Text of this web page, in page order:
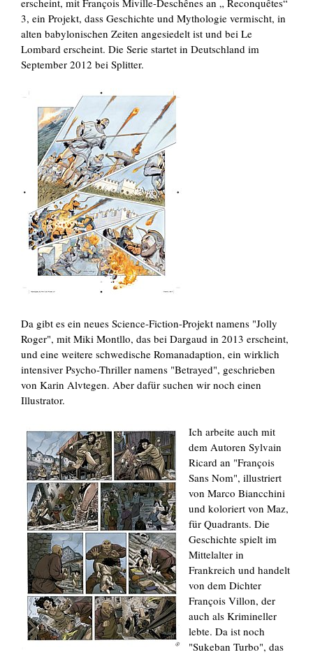
erscheint, mit François Miville-Deschênes an „ Reconquêtes“
3, ein Projekt, dass Geschichte und Mythologie vermischt, in
alten babylonischen Zeiten angesiedelt ist und bei Le
Lombard erscheint. Die Serie startet in Deutschland im
September 2012 bei Splitter.
Da gibt es ein neues Science-Fiction-Projekt namens "Jolly
Roger", mit Miki Montllo, das bei Dargaud in 2013 erscheint,
und eine weitere schwedische Romanadaption, ein wirklich
intensiver Psycho-Thriller namens "Betrayed", geschrieben
von Karin Alvtegen. Aber dafür suchen wir noch einen
Illustrator.
Ich arbeite auch mit
dem Autoren Sylvain
Ricard an "François
Sans Nom", illustriert
von Marco Biancchini
und koloriert von Maz,
für Quadrants. Die
Geschichte spielt im
Mittelalter in
Frankreich und handelt
von dem Dichter
François Villon, der
auch als Krimineller
lebte. Da ist noch
"Sukeban Turbo", das